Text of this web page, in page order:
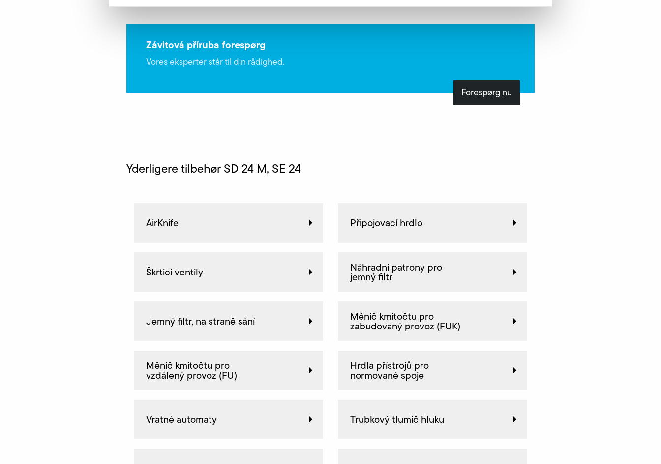
Závitová příruba forespørg
Vores eksperter står til din rådighed.
Forespørg nu
Yderligere tilbehør SD 24 M, SE 24
AirKnife Připojovací hrdlo
Škrticí ventily Náhradní patrony pro
jemný filtr
Jemný filtr, na straně sání Měnič kmitočtu pro
zabudovaný provoz (FUK)
Měnič kmitočtu pro
vzdálený provoz (FU)
Hrdla přístrojů pro
normované spoje
Vratné automaty Trubkový tlumič hluku